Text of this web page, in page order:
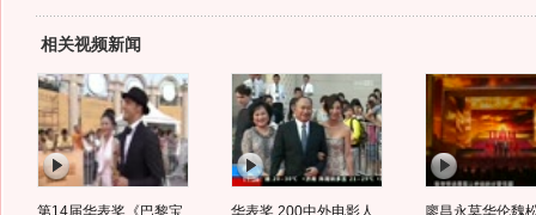
相关视频新闻
第14届华表奖《巴黎宝
华表奖 200中外电影人
廖昌永莫华伦魏